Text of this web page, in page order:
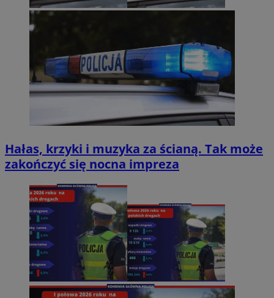
Hałas, krzyki i muzyka za ścianą. Tak może
zakończyć się nocna impreza